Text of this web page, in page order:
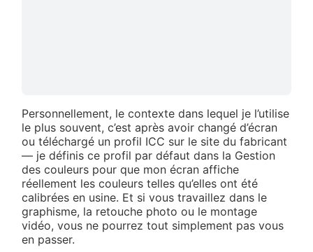
Personnellement, le contexte dans lequel je l’utilise
le plus souvent, c’est après avoir changé d’écran
ou téléchargé un profil ICC sur le site du fabricant
— je définis ce profil par défaut dans la Gestion
des couleurs pour que mon écran affiche
réellement les couleurs telles qu’elles ont été
calibrées en usine. Et si vous travaillez dans le
graphisme, la retouche photo ou le montage
vidéo, vous ne pourrez tout simplement pas vous
en passer.